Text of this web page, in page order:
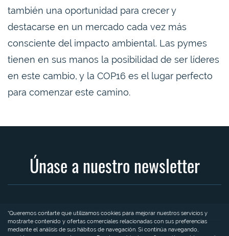
también una oportunidad para crecer y
destacarse en un mercado cada vez más
consciente del impacto ambiental. Las pymes
tienen en sus manos la posibilidad de ser líderes
en este cambio, y la COP16 es el lugar perfecto
para comenzar este camino.
Únase a nuestro newsletter
RR. HH.Casos de éxitoFinanzasLegalMundo pyme
“Queremos contarte que utilizamos cookies para mejorar nuestros servicios y
mostrarte contenido y ofertas comerciales relacionadas con sus preferencias
mediante el análisis de sus hábitos de navegación. Si continúa navegando,